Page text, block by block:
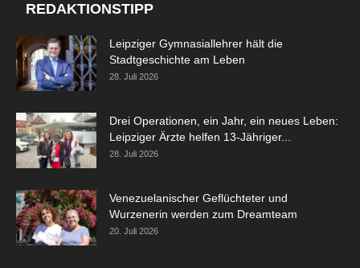
REDAKTIONSTIPP
Leipziger Gymnasiallehrer hält die
Stadtgeschichte am Leben
28. Juli 2026
Drei Operationen, ein Jahr, ein neues Leben:
Leipziger Ärzte helfen 13-Jähriger...
28. Juli 2026
Venezuelanischer Geflüchteter und
Wurzenerin werden zum Dreamteam
20. Juli 2026